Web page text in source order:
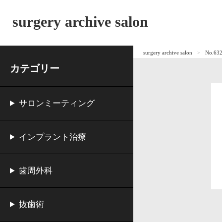
surgery archive salon
カテゴリー
サロンミーティング
インプラント治療
歯周外科
抜歯術
surgery archive salon